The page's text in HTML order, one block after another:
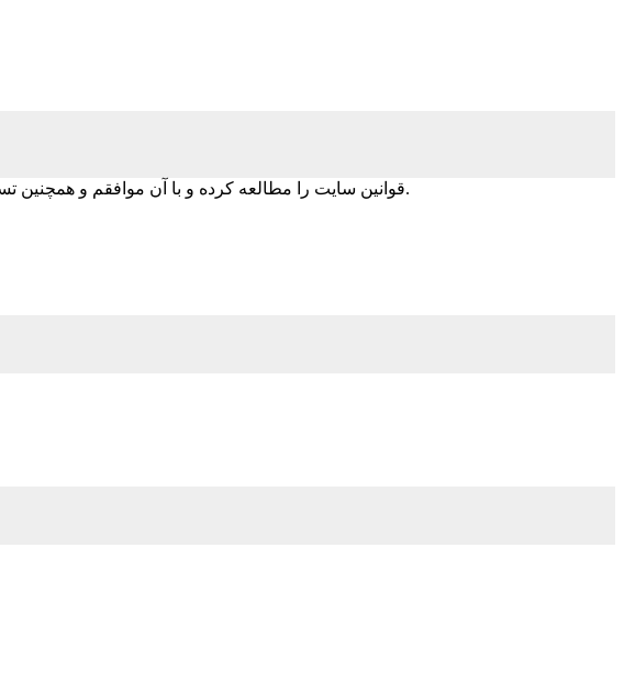
قوانین سایت را مطالعه کرده و با آن موافقم و همچنین تسهیلات طرح کالا کارت را به صورت کارت اعتباری شتابی، از یکی از شعب بانک قرض الحسنه مهر ایران دریافت نموده ام.